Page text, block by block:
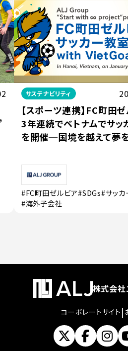
サステナビリティ
【スポーツ連携】FC町田
3年連続でベトナムでサッ
を開催─国境を越えて夢
#FC町田ゼルビア#SDGs#サッ
#海外子会社
株式会社
コーポレートサイト |